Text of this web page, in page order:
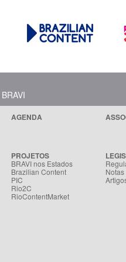
AGENDA
PROJETOS
BRAVI nos Estados
Brazilian Content
PIC
Rio2C
RioContentMarket
Notas